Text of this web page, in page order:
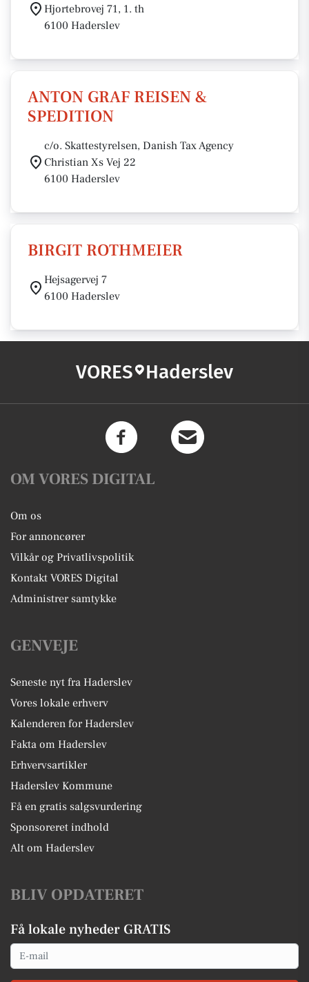
Hjortebrovej 71, 1. th
6100 Haderslev
ANTON GRAF REISEN &
SPEDITION
c/o. Skattestyrelsen, Danish Tax Agency
Christian Xs Vej 22
6100 Haderslev
BIRGIT ROTHMEIER
Hejsagervej 7
6100 Haderslev
VORES Haderslev
OM VORES DIGITAL
Om os
For annoncører
Vilkår og Privatlivspolitik
Kontakt VORES Digital
Administrer samtykke
GENVEJE
Seneste nyt fra Haderslev
Vores lokale erhverv
Kalenderen for Haderslev
Fakta om Haderslev
Erhvervsartikler
Haderslev Kommune
Få en gratis salgsvurdering
Sponsoreret indhold
Alt om Haderslev
BLIV OPDATERET
Få lokale nyheder GRATIS
Email